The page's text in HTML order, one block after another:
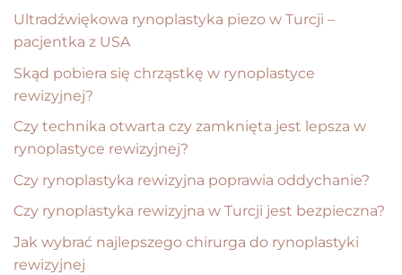
Ultradźwiękowa rynoplastyka piezo w Turcji –
pacjentka z USA
Skąd pobiera się chrząstkę w rynoplastyce
rewizyjnej?
Czy technika otwarta czy zamknięta jest lepsza w
rynoplastyce rewizyjnej?
Czy rynoplastyka rewizyjna poprawia oddychanie?
Czy rynoplastyka rewizyjna w Turcji jest bezpieczna?
Jak wybrać najlepszego chirurga do rynoplastyki
rewizyjnej